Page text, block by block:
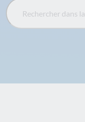
Rechercher dans la FAQ...